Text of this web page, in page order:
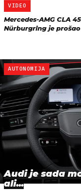
VIDEO
Mercedes-AMG CLA
Nürburgring je
AUTONOMIJA
Audi je sada
ali...